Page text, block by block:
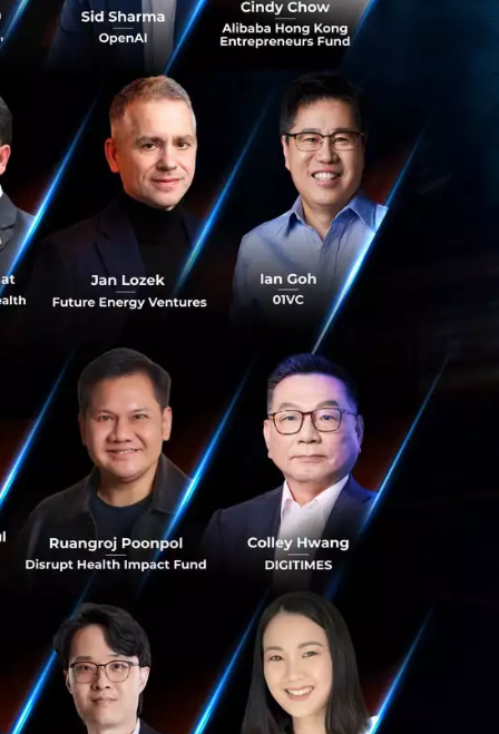
ABB กับกล้อง
งวัตถุและชนิด
นาคตที่
กี่ยวข้องทั้งหมด
ลิต ซอฟท์แวร์
นการผลิต และ
พารามิเตอร์
ดความดัน, วัด
งทรัพย์สินและ
ละแจ้งเตือน